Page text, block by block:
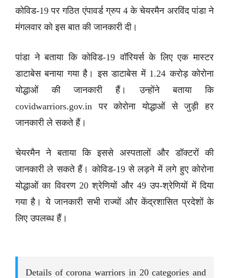
कोविड-19 पर गठित एंपावर्ड ग्रुप 4 के चेयरमैन अरविंद पांडा ने
मंगलवार को इस बात की जानकारी दी।
पांडा ने बताया कि कोविड-19 वॉरियर्स के लिए एक मास्टर
डाटाबेस बनाया गया है। इस डाटाबेस में 1.24 करोड़ कोरोना
योद्धाओं की जानकारी हैं। उन्होंने बताया कि
covidwarriors.gov.in पर कोरोना योद्धाओं से जुड़ी हर
जानकारी ले सकते हैं।
चेयरमैन ने बताया कि इससे अस्पतालों और डॉक्टरों की
जानकारी ले सकते हैं। कोविड-19 से लड़ने में लगे हुए कोरोना
योद्धाओं का विवरण 20 श्रेणियों और 49 उप-श्रेणियों में दिया
गया है। ये जानकारी सभी राज्यों और केंद्रशासित प्रदेशों के
लिए उपलब्ध हैं।
Details of corona warriors in 20 categories and